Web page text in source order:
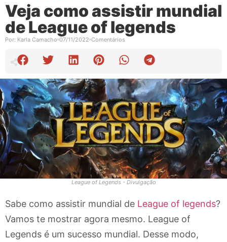
Veja como assistir mundial
de League of legends
Por: Karla Camacho 07/11/2022 Comentários
League of Legends - Divulgação
Sabe como assistir mundial de League of legends?
Vamos te mostrar agora mesmo. League of
Legends é um sucesso mundial. Desse modo,